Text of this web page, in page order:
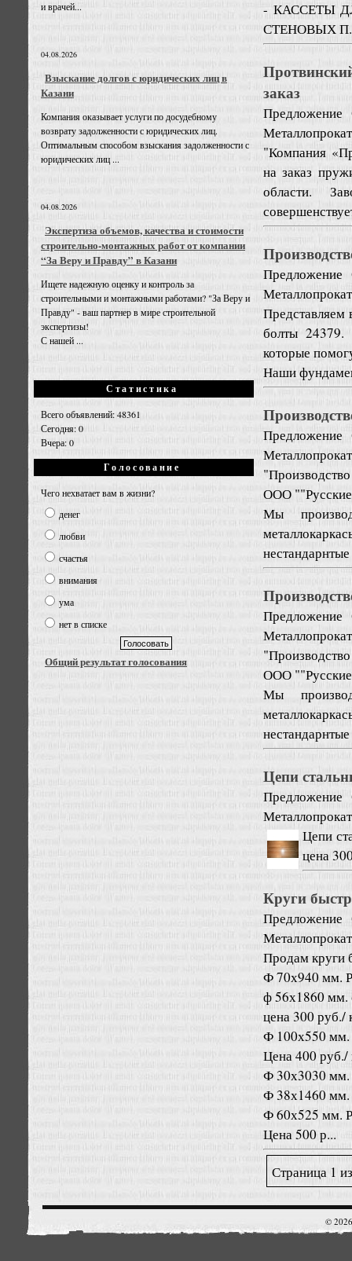
и врачей...
04.08.2026
Взыскание долгов с юридических лиц в
Казани
Компания оказывает услуги по досудебному
возврату задолженности с юридических лиц.
Оптимальным способом взыскания задолженности с
юридических лиц ...
04.08.2026
Экспертиза объемов, качества и стоимости
строительно-монтажных работ от компании
“За Веру и Правду” в Казани
Ищете надежную оценку и контроль за
строительными и монтажными работами? "За Веру и
Правду" - ваш партнер в мире строительной
экспертизы!
С нашей ...
Статистика
Всего объявлений: 48361
Сегодня: 0
Вчера: 0
Голосование
Чего нехватает вам в жизни?
денег
любви
счастья
внимания
ума
нет в списке
Общий результат голосования
- КАССЕТЫ
СТЕНОВЫХ
заказ
Предложение
"Компания
на заказ
области.
Предложение
Представляем
болты 24379.
которые
Наши
Предложение
ООО
Мы
Предложение
ООО
Мы
Цепи
Предложение
Цепи
цена
Круги
Предложение
Продам круги
Ф 70х940 мм.
ф 56х1860 мм.
цена 300 руб./
Ф 100х550 мм.
Цена 400 руб./
Ф 30х3030 мм.
Ф 38х1460 мм.
Ф 60х525 мм.
Цена 500 р...
Страница 1
©